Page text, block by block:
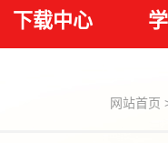
下载中心
网站首页